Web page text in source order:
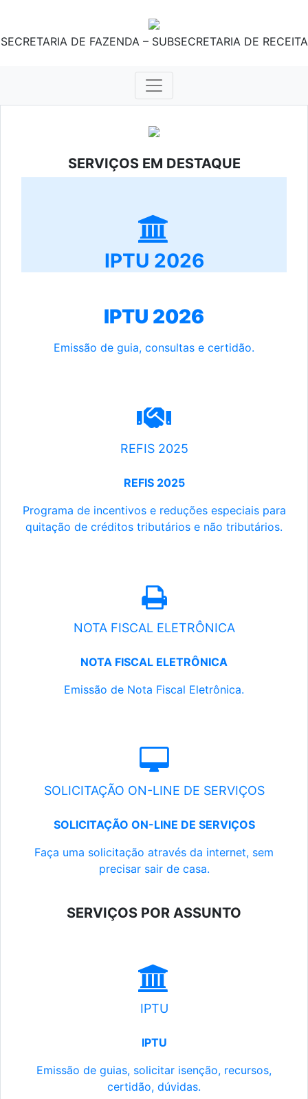
SECRETARIA DE FAZENDA – SUBSECRETARIA DE RECEITA
SERVIÇOS EM DESTAQUE
IPTU 2026
IPTU 2026
Emissão de guia, consultas e certidão.
REFIS 2025
REFIS 2025
Programa de incentivos e reduções especiais para
quitação de créditos tributários e não tributários.
NOTA FISCAL ELETRÔNICA
NOTA FISCAL ELETRÔNICA
Emissão de Nota Fiscal Eletrônica.
SOLICITAÇÃO ON-LINE DE SERVIÇOS
SOLICITAÇÃO ON-LINE DE SERVIÇOS
Faça uma solicitação através da internet, sem
precisar sair de casa.
SERVIÇOS POR ASSUNTO
IPTU
IPTU
Emissão de guias, solicitar isenção, recursos,
certidão, dúvidas.